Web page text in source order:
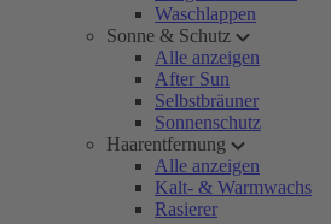
Waschlappen
Sonne & Schutz
Alle anzeigen
After Sun
Selbstbräuner
Sonnenschutz
Haarentfernung
Alle anzeigen
Kalt- & Warmwachs
Rasierer